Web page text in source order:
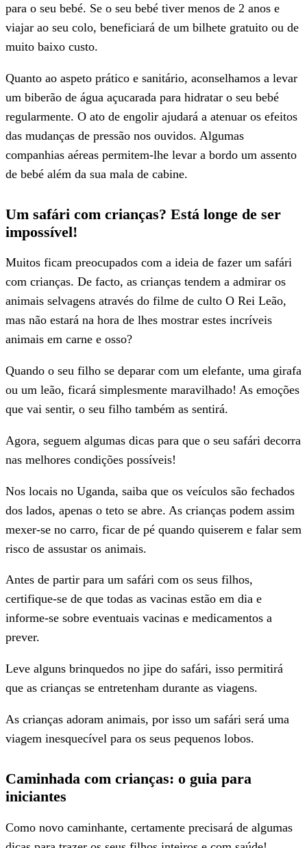
para o seu bebé. Se o seu bebé tiver menos de 2 anos e
viajar ao seu colo, beneficiará de um bilhete gratuito ou de
muito baixo custo.
Quanto ao aspeto prático e sanitário, aconselhamos a levar
um biberão de água açucarada para hidratar o seu bebé
regularmente. O ato de engolir ajudará a atenuar os efeitos
das mudanças de pressão nos ouvidos. Algumas
companhias aéreas permitem-lhe levar a bordo um assento
de bebé além da sua mala de cabine.
Um safári com crianças? Está longe de ser
impossível!
Muitos ficam preocupados com a ideia de fazer um safári
com crianças. De facto, as crianças tendem a admirar os
animais selvagens através do filme de culto O Rei Leão,
mas não estará na hora de lhes mostrar estes incríveis
animais em carne e osso?
Quando o seu filho se deparar com um elefante, uma girafa
ou um leão, ficará simplesmente maravilhado! As emoções
que vai sentir, o seu filho também as sentirá.
Agora, seguem algumas dicas para que o seu safári decorra
nas melhores condições possíveis!
Nos locais no Uganda, saiba que os veículos são fechados
dos lados, apenas o teto se abre. As crianças podem assim
mexer-se no carro, ficar de pé quando quiserem e falar sem
risco de assustar os animais.
Antes de partir para um safári com os seus filhos,
certifique-se de que todas as vacinas estão em dia e
informe-se sobre eventuais vacinas e medicamentos a
prever.
Leve alguns brinquedos no jipe do safári, isso permitirá
que as crianças se entretenham durante as viagens.
As crianças adoram animais, por isso um safári será uma
viagem inesquecível para os seus pequenos lobos.
Caminhada com crianças: o guia para
iniciantes
Como novo caminhante, certamente precisará de algumas